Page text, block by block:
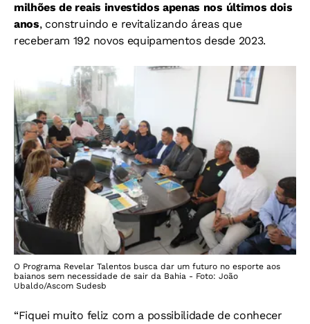
milhões de reais investidos apenas nos últimos dois
anos, construindo e revitalizando áreas que
receberam 192 novos equipamentos desde 2023.
O Programa Revelar Talentos busca dar um futuro no esporte aos
baianos sem necessidade de sair da Bahia - Foto: João
Ubaldo/Ascom Sudesb
“Fiquei muito feliz com a possibilidade de conhecer